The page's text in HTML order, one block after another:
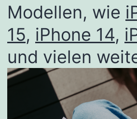
Modellen, wie
15, iPhone 14,
und vielen